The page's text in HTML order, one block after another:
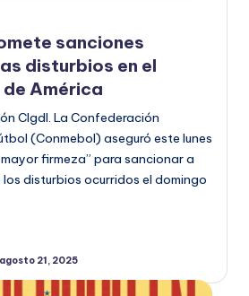
sanciones
disturbios en el
América
CIgdl. La Confederación
(Conmebol) aseguró este lunes
firmeza” para sancionar a
disturbios ocurridos el domingo
agosto 21, 2025